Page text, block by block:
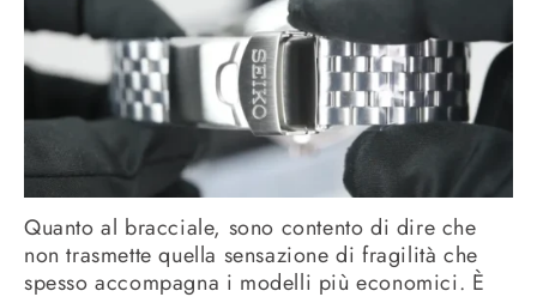
Quanto al bracciale, sono contento di dire che
non trasmette quella sensazione di fragilità che
spesso accompagna i modelli più economici. È